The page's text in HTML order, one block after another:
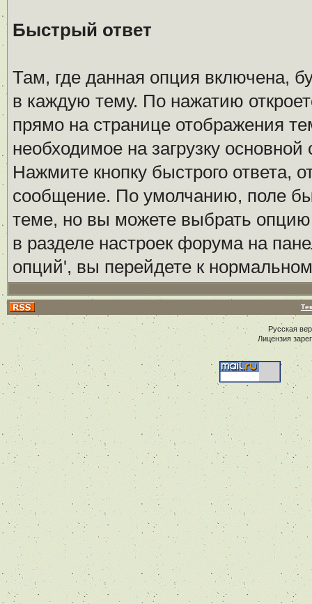
Быстрый ответ
Там, где данная опция включена,
в каждую тему. По нажатию
прямо на странице отображения
необходимое на загрузку
Нажмите кнопку быстрого ответа,
сообщение. По умолчанию, поле
теме, но вы можете выбрать опцию
в разделе настроек форума на
опций', вы перейдете к
Русская
Лицензия